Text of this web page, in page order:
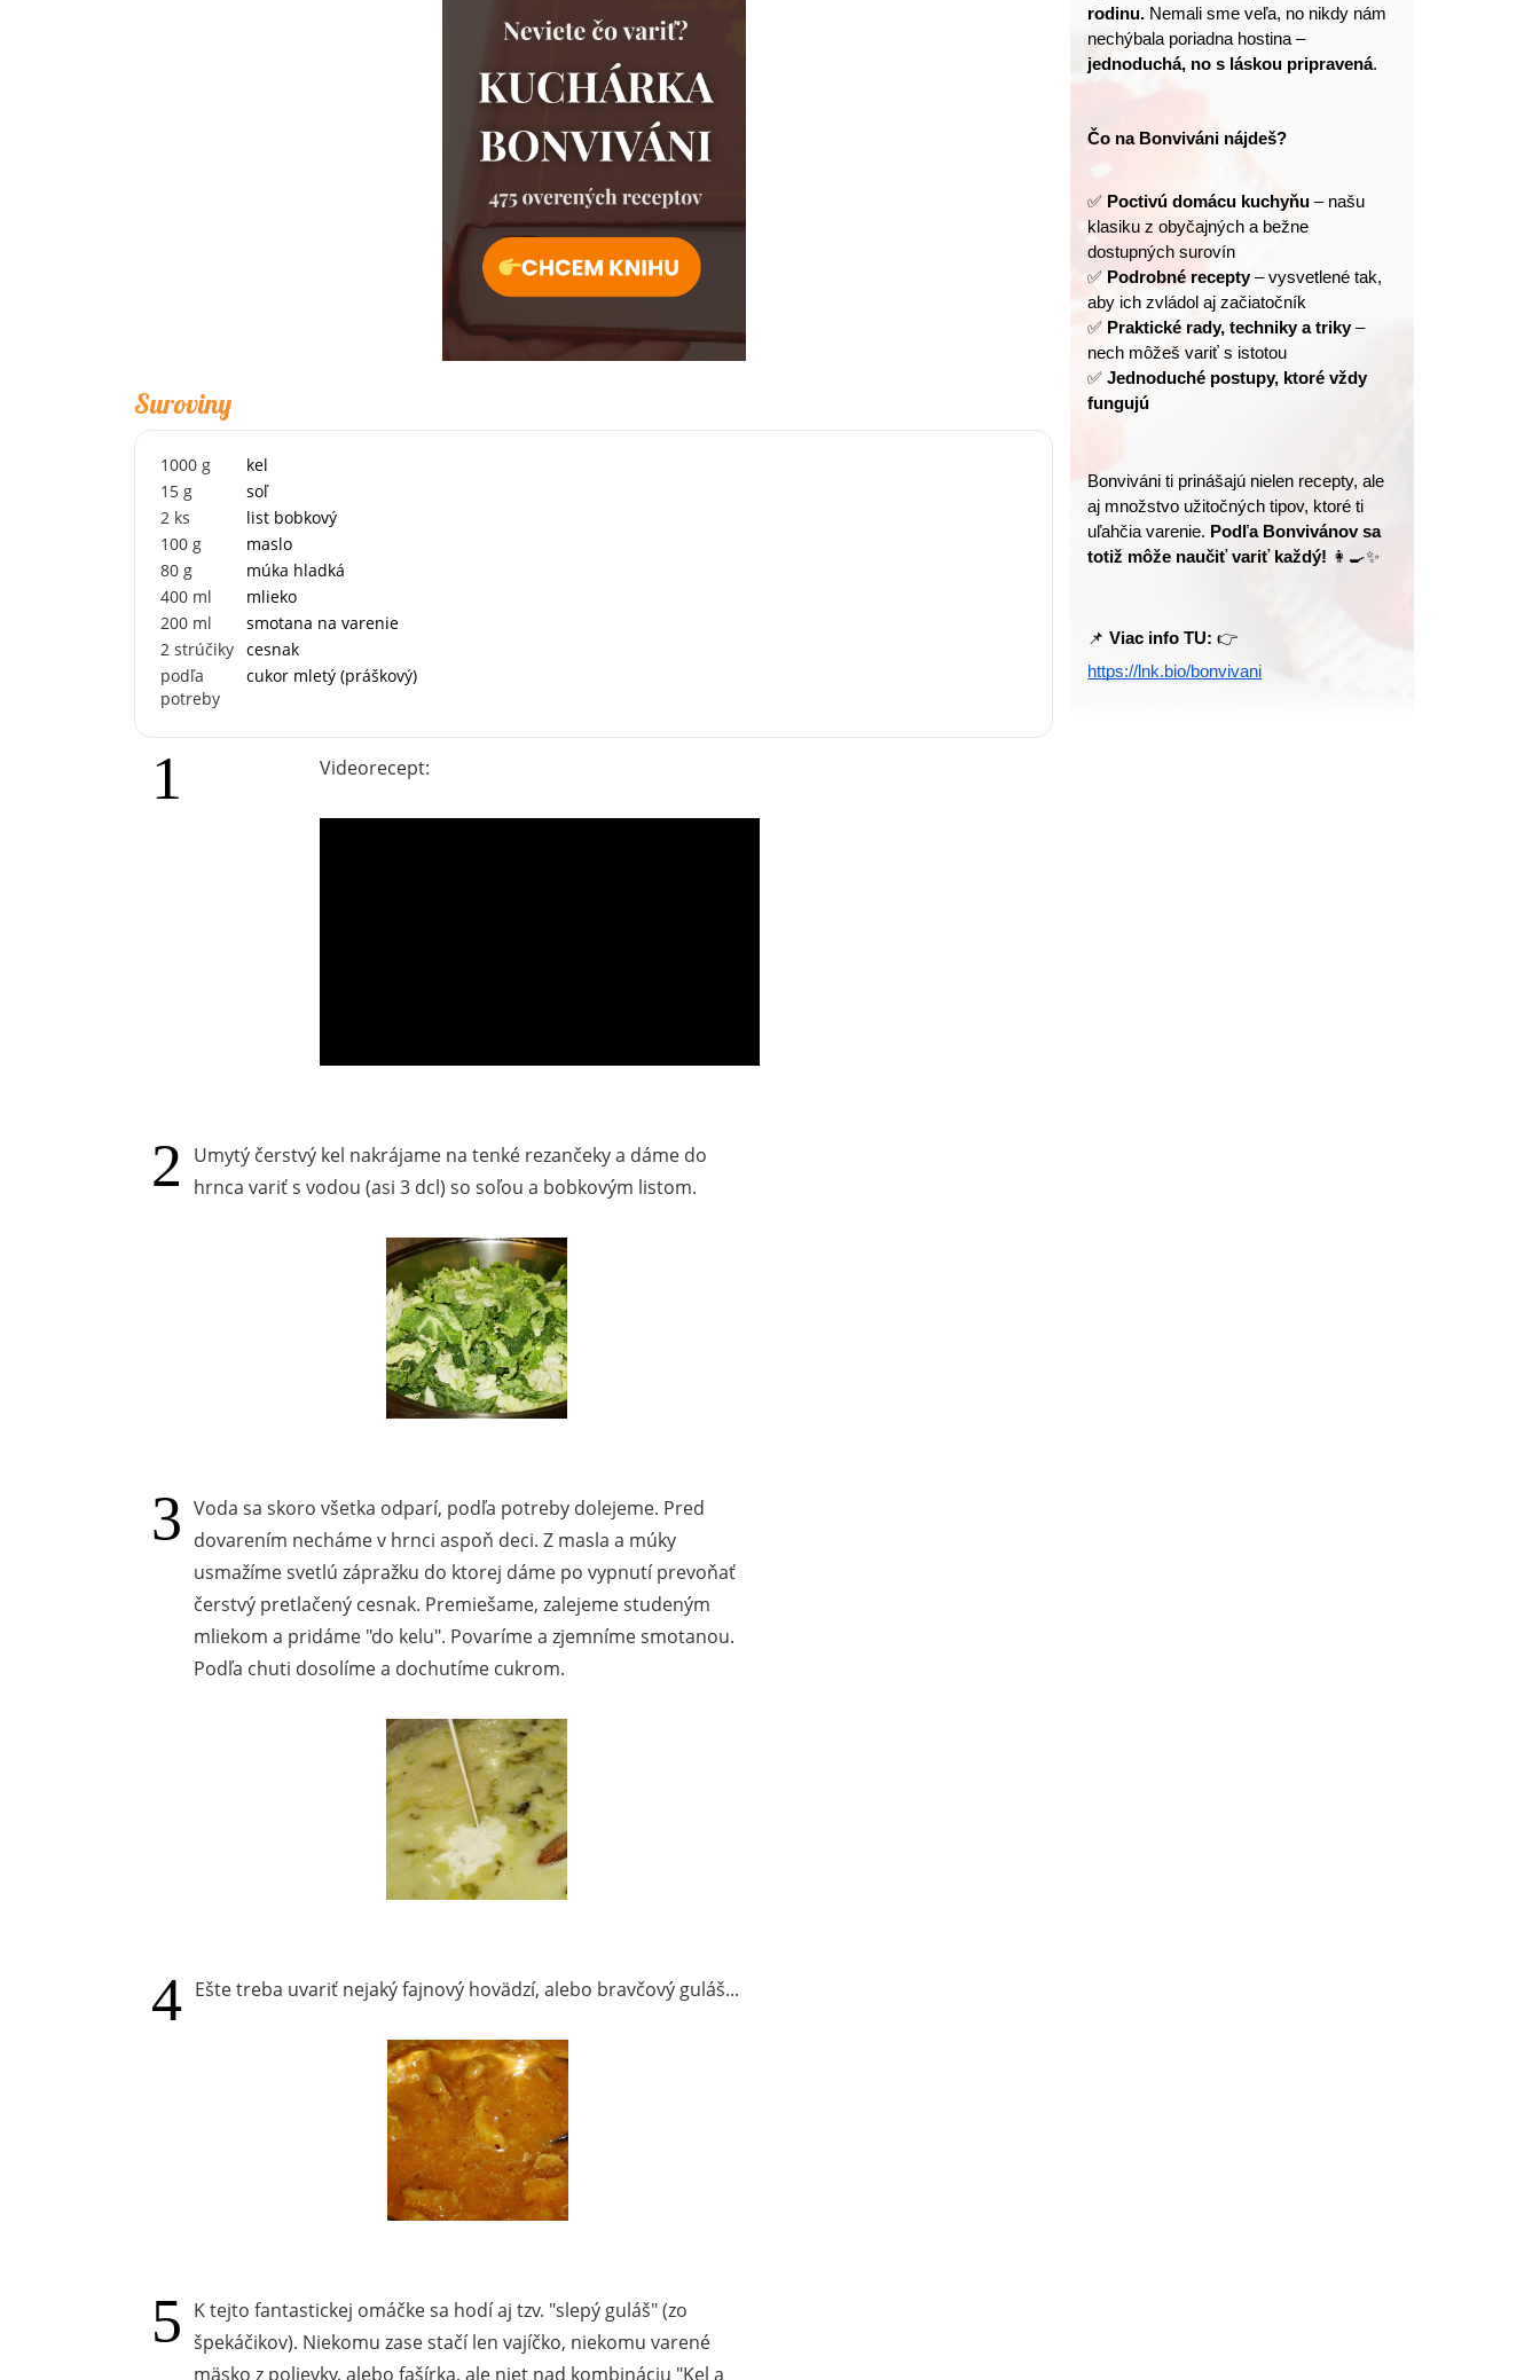
Suroviny
1000 g
kel
15 g
soľ
2 ks
list bobkový
100 g
maslo
80 g
múka hladká
400 ml
mlieko
200 ml
smotana na varenie
2 strúčiky cesnak
podľa
potreby
cukor mletý (práškový)
Videorecept:
Umytý čerstvý kel nakrájame na tenké rezančeky a dáme do
hrnca variť s vodou (asi 3 dcl) so soľou a bobkovým listom.
Voda sa skoro všetka odparí, podľa potreby dolejeme. Pred
dovarením necháme v hrnci aspoň deci. Z masla a múky
usmažíme svetlú zápražku do ktorej dáme po vypnutí prevoňať
čerstvý pretlačený cesnak. Premiešame, zalejeme studeným
mliekom a pridáme "do kelu". Povaríme a zjemníme smotanou.
Podľa chuti dosolíme a dochutíme cukrom.
Ešte treba uvariť nejaký fajnový hovädzí, alebo bravčový guláš...
K tejto fantastickej omáčke sa hodí aj tzv. "slepý guláš" (zo
špekáčikov). Niekomu zase stačí len vajíčko, niekomu varené
mäsko z polievky, alebo fašírka, ale niet nad kombináciu "Kel a
rodinu. Nemali sme veľa, no nikdy nám
nechýbala poriadna hostina –
jednoduchá, no s láskou pripravená.
Čo na Bonviváni nájdeš?
✅ Poctivú domácu kuchyňu – našu
klasiku z obyčajných a bežne
dostupných surovín
✅ Podrobné recepty – vysvetlené tak,
aby ich zvládol aj začiatočník
✅ Praktické rady, techniky a triky –
nech môžeš variť s istotou
✅ Jednoduché postupy, ktoré vždy
fungujú
Bonviváni ti prinášajú nielen recepty, ale
aj množstvo užitočných tipov, ktoré ti
uľahčia varenie. Podľa Bonvivánov sa
totiž môže naučiť variť každý! 👩‍🍳✨
📌 Viac info TU:
https://lnk.bio/bonvivani